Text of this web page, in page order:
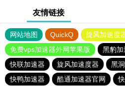
友情链接
网站地图 QuickQ 旋风加速度
免费vps加速器外网苹果版
黑豹加
快联加速器
旋风加速度器 黑
快鸭加速器
酷通加速器官网